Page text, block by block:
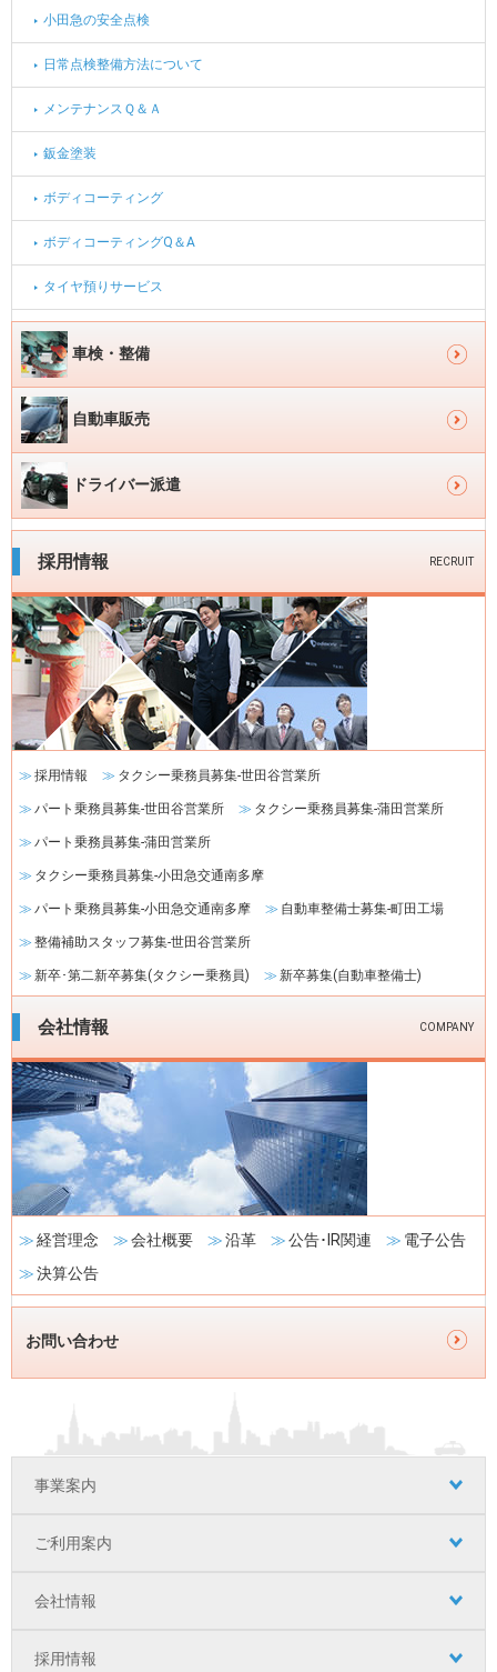
ビ
ー
ン
小田急の安全点検
日常点検整備方法について
メンテナンスＱ＆Ａ
鈑金塗装
ボディコーティング
ボディコーティングQ＆A
タイヤ預りサービス
サ
イ
ド
メ
イ
ン
ビ
ゲ
ー
シ
ョ
ン
車検・整備
自動車販売
ドライバー派遣
採用情報 RECRUIT
採用情報 タクシー乗務員募集-世田谷営業所
パート乗務員募集-世田谷営業所 タクシー乗務員募集-蒲田営業所
パート乗務員募集-蒲田営業所
タクシー乗務員募集-小田急交通南多摩
パート乗務員募集-小田急交通南多摩 自動車整備士募集-町田工場
整備補助スタッフ募集-世田谷営業所
新卒･第二新卒募集(タクシー乗務員) 新卒募集(自動車整備士)
会社情報 COMPANY
経営理念 会社概要 沿革 公告･IR関連
電子公告
決算公告
お問い合わせ
事業案内
ご利用案内
会社情報
採用情報